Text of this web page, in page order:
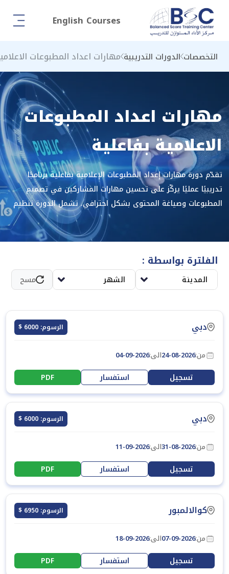
English Courses
التخصصات الدورات التدريبية مهارات اعداد المطبوعات
مهارات اعداد المطبوعات
الاعلامية بفاعلية
تقدّم دورة مهارات إعداد المطبوعات الإعلامية بفاعلية برنامجًا
تدريبيًا عمليًا يركّز على تحسين مهارات المشاركين في تصميم
المطبوعات وصياغة المحتوى بشكل احترافي. تشمل الدورة تنظيم
العناصر البصرية بطرق مبتكرة، وإيصال الرسائل المؤسسية بوضوح،
لتعزيز تأثير المطبوعات الإعلامية وتحقيق أهداف الاتصال
الفلترة بواسطة :
المدينة الشهر مسح
دبي الرسوم: 6000 $
من:24-08-2026الى:04-09-2026
تسجيل استفسار PDF
دبي الرسوم: 6000 $
من:31-08-2026الى:11-09-2026
تسجيل استفسار PDF
كوالالمبور الرسوم: 6950 $
من:07-09-2026الى:18-09-2026
تسجيل استفسار PDF